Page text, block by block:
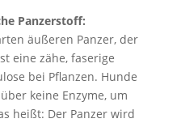
Panzerstoff:
äußeren Panzer, der
eine zähe, faserige
bei Pflanzen. Hunde
keine Enzyme, um
heißt: Der Panzer wird